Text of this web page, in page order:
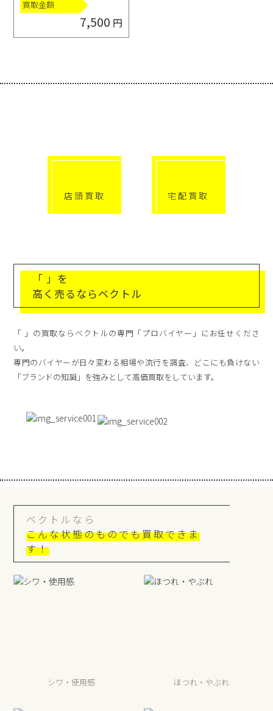
買取金額
7,500 円
店頭買取 宅配買取
「 」を
高く売るならベクトル
「 」の買取ならベクトルの専門「プロバイヤー」にお任せくださ
い。
専門のバイヤーが日々変わる相場や流行を調査、どこにも負けない
「ブランドの知識」を強みとして高価買取をしています。
ベクトルなら
こんな状態のものでも買取できま
す！
シワ・使用感 ほつれ・やぶれ